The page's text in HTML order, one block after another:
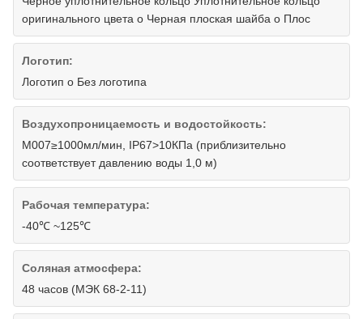
оригинального цвета o Черная плоская шайба o Плос
Логотип:
Логотип o Без логотипа
Воздухопроницаемость и водостойкость:
M007≥1000мл/мин, IP67>10КПа (приблизительно
соответствует давлению воды 1,0 м)
Рабочая температура:
-40℃ ~125℃
Соляная атмосфера:
48 часов (МЭК 68-2-11)